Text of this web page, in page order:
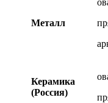
Металл
Керамика
(Россия)